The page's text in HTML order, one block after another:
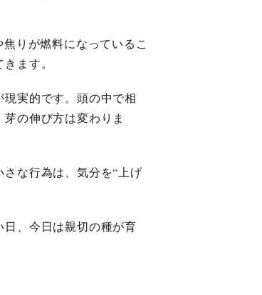
りが燃料になっているこ
ます。
実的です。頭の中で相
の伸び方は変わりま
な行為は、気分を“上げ
、今日は親切の種が育